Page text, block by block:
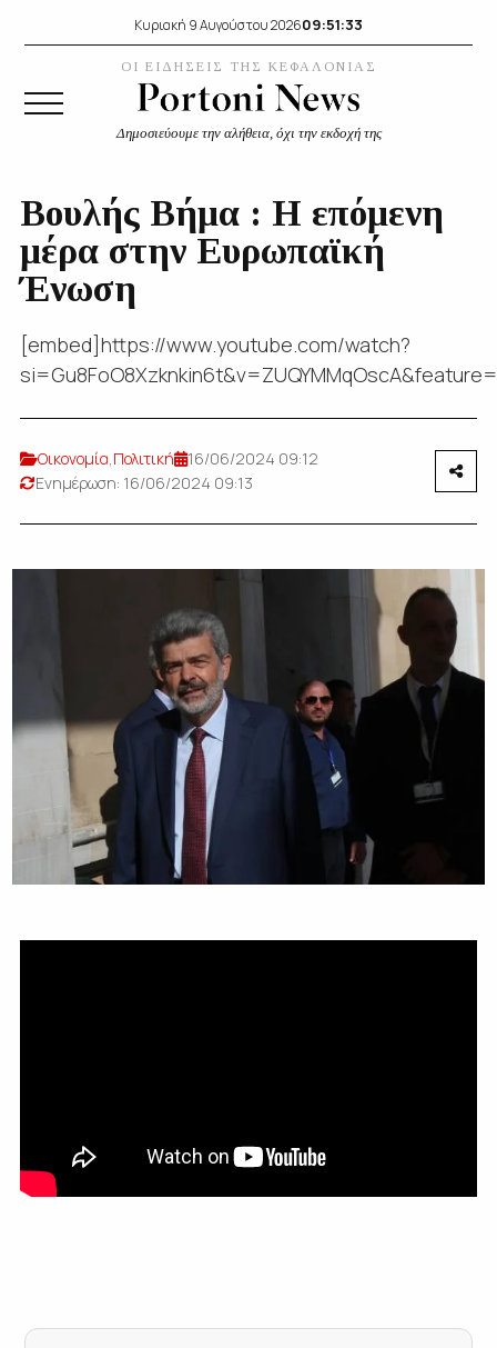
Κυριακή 9 Αυγούστου 202609:51:33
ΟΙ ΕΙΔΗΣΕΙΣ ΤΗΣ ΚΕΦΑΛΟΝΙΑΣ
Δημοσιεύουμε την αλήθεια, όχι την εκδοχή της
Βουλής Βήμα : Η επόμενη
μέρα στην Ευρωπαϊκή
Ένωση
[embed]https://www.youtube.com/watch?
Οικονομία,Πολιτική
16/06/2024 09:12
Ενημέρωση: 16/06/2024 09:13